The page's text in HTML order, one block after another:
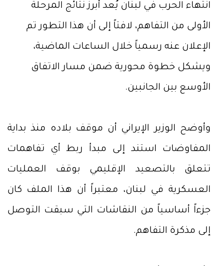
انتهاء الحرب في لبنان يُعد أبرز نتائج المرحلة
الأولى من التفاهم، لافتاً إلى أن هذا التطور تم
الإعلان عنه رسمياً خلال الساعات الماضية،
ويشكل خطوة محورية ضمن مسار الاتفاق
الأوسع بين الجانبين.
وأوضح الوزير الإيراني أن موقف بلاده منذ بداية
المفاوضات استند إلى مبدأ ربط أي تفاهمات
تتعلق بالتصعيد الإقليمي بوقف العمليات
العسكرية في لبنان، معتبراً أن هذا الملف كان
جزءاً أساسياً من النقاشات التي سبقت التوصل
إلى مذكرة التفاهم.